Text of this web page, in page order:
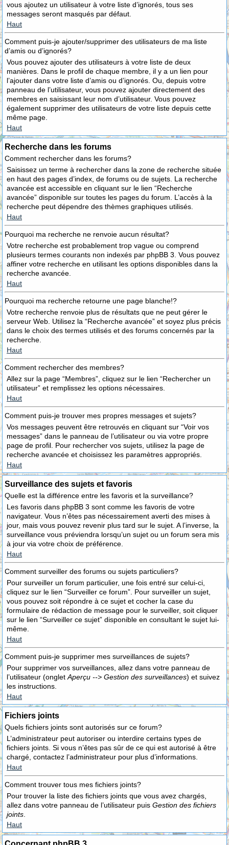
vous ajoutez un utilisateur à votre liste d’ignorés, tous ses
messages seront masqués par défaut.
Haut
Comment puis-je ajouter/supprimer des utilisateurs de ma liste
d’amis ou d’ignorés?
Vous pouvez ajouter des utilisateurs à votre liste de deux
manières. Dans le profil de chaque membre, il y a un lien pour
l’ajouter dans votre liste d’amis ou d’ignorés. Ou, depuis votre
panneau de l’utilisateur, vous pouvez ajouter directement des
membres en saisissant leur nom d’utilisateur. Vous pouvez
également supprimer des utilisateurs de votre liste depuis cette
même page.
Haut
Recherche dans les forums
Comment rechercher dans les forums?
Saisissez un terme à rechercher dans la zone de recherche située
en haut des pages d’index, de forums ou de sujets. La recherche
avancée est accessible en cliquant sur le lien “Recherche
avancée” disponible sur toutes les pages du forum. L’accès à la
recherche peut dépendre des thèmes graphiques utilisés.
Haut
Pourquoi ma recherche ne renvoie aucun résultat?
Votre recherche est probablement trop vague ou comprend
plusieurs termes courants non indexés par phpBB 3. Vous pouvez
affiner votre recherche en utilisant les options disponibles dans la
recherche avancée.
Haut
Pourquoi ma recherche retourne une page blanche!?
Votre recherche renvoie plus de résultats que ne peut gérer le
serveur Web. Utilisez la “Recherche avancée” et soyez plus précis
dans le choix des termes utilisés et des forums concernés par la
recherche.
Haut
Comment rechercher des membres?
Allez sur la page “Membres”, cliquez sur le lien “Rechercher un
utilisateur” et remplissez les options nécessaires.
Haut
Comment puis-je trouver mes propres messages et sujets?
Vos messages peuvent être retrouvés en cliquant sur “Voir vos
messages” dans le panneau de l’utilisateur ou via votre propre
page de profil. Pour rechercher vos sujets, utilisez la page de
recherche avancée et choisissez les paramètres appropriés.
Haut
Surveillance des sujets et favoris
Quelle est la différence entre les favoris et la surveillance?
Les favoris dans phpBB 3 sont comme les favoris de votre
navigateur. Vous n’êtes pas nécessairement averti des mises à
jour, mais vous pouvez revenir plus tard sur le sujet. A l’inverse, la
surveillance vous préviendra lorsqu’un sujet ou un forum sera mis
à jour via votre choix de préférence.
Haut
Comment surveiller des forums ou sujets particuliers?
Pour surveiller un forum particulier, une fois entré sur celui-ci,
cliquez sur le lien “Surveiller ce forum”. Pour surveiller un sujet,
vous pouvez soit répondre à ce sujet et cocher la case du
formulaire de rédaction de message pour le surveiller, soit cliquer
sur le lien “Surveiller ce sujet” disponible en consultant le sujet lui-
même.
Haut
Comment puis-je supprimer mes surveillances de sujets?
Pour supprimer vos surveillances, allez dans votre panneau de
l’utilisateur (onglet Aperçu --> Gestion des surveillances) et suivez
les instructions.
Haut
Fichiers joints
Quels fichiers joints sont autorisés sur ce forum?
L’administrateur peut autoriser ou interdire certains types de
fichiers joints. Si vous n’êtes pas sûr de ce qui est autorisé à être
chargé, contactez l’administrateur pour plus d’informations.
Haut
Comment trouver tous mes fichiers joints?
Pour trouver la liste des fichiers joints que vous avez chargés,
allez dans votre panneau de l’utilisateur puis Gestion des fichiers
joints
Haut